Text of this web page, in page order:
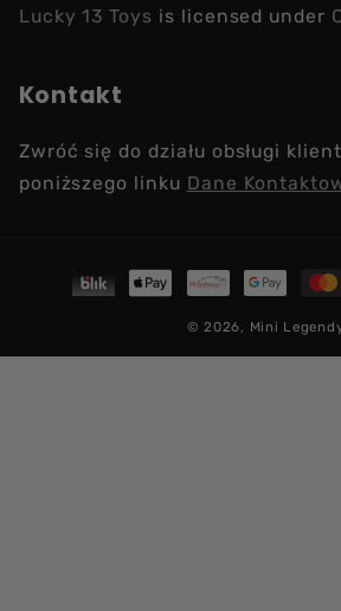
Lucky 13 Toys is licensed under
Kontakt
Zwróć się do działu obsługi
poniższego linku Dane
Metody
płatności
© 2026, Mini